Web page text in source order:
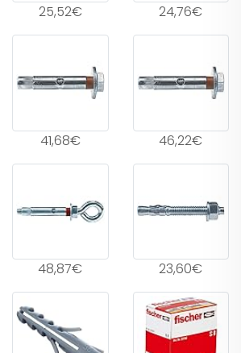
25,52€ 24,76€
41,68€ 46,22€
48,87€ 23,60€